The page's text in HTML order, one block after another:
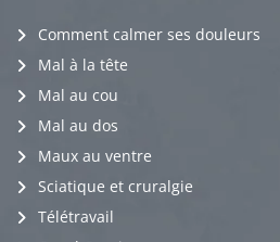
Comment calmer ses douleurs
Mal à la tête
Mal au cou
Mal au dos
Maux au ventre
Sciatique et cruralgie
Télétravail